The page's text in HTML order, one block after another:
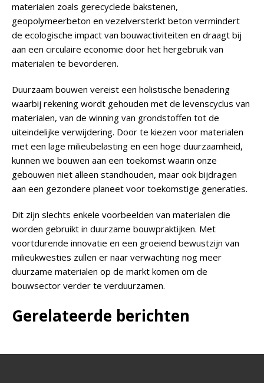
materialen zoals gerecyclede bakstenen,
geopolymeerbeton en vezelversterkt beton vermindert
de ecologische impact van bouwactiviteiten en draagt bij
aan een circulaire economie door het hergebruik van
materialen te bevorderen.
Duurzaam bouwen vereist een holistische benadering
waarbij rekening wordt gehouden met de levenscyclus van
materialen, van de winning van grondstoffen tot de
uiteindelijke verwijdering. Door te kiezen voor materialen
met een lage milieubelasting en een hoge duurzaamheid,
kunnen we bouwen aan een toekomst waarin onze
gebouwen niet alleen standhouden, maar ook bijdragen
aan een gezondere planeet voor toekomstige generaties.
Dit zijn slechts enkele voorbeelden van materialen die
worden gebruikt in duurzame bouwpraktijken. Met
voortdurende innovatie en een groeiend bewustzijn van
milieukwesties zullen er naar verwachting nog meer
duurzame materialen op de markt komen om de
bouwsector verder te verduurzamen.
Gerelateerde berichten